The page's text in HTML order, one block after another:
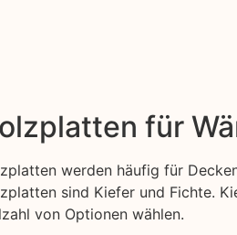
für
werden häufig für
sind Kiefer und Fichte.
von Optionen wählen.